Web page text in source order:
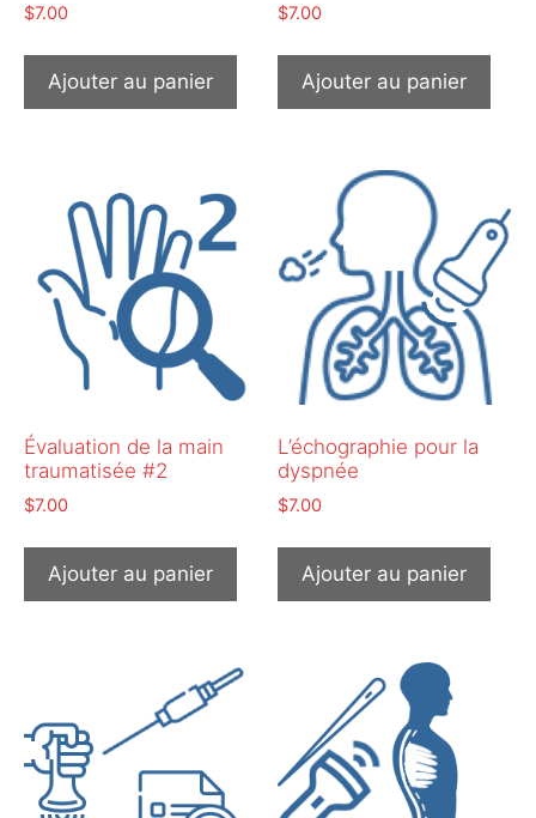
$7.00
Ajouter au panier
$7.00
Ajouter au panier
Évaluation de la main
traumatisée #2
$7.00
Ajouter au panier
L’échographie pour la
dyspnée
$7.00
Ajouter au panier